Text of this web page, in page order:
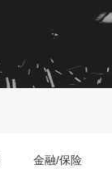
金融/保险